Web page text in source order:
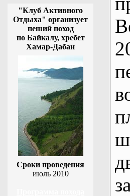
"Клуб Активного
Отдыха" организует
пеший поход
по Байкалу, хребет
Хамар-Дабан
Сроки проведения
июль 2010